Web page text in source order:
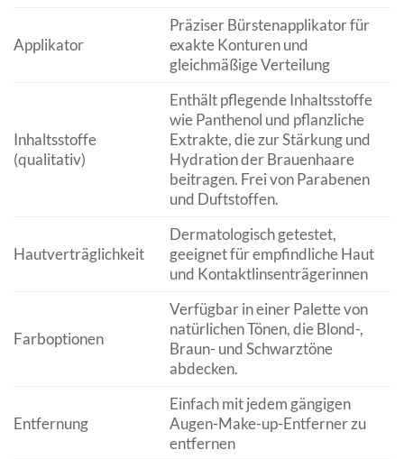
Applikator
Präziser Bürstenapplikator für
exakte Konturen und
gleichmäßige Verteilung
Inhaltsstoffe
(qualitativ)
Enthält pflegende Inhaltsstoffe
wie Panthenol und pflanzliche
Extrakte, die zur Stärkung und
Hydration der Brauenhaare
beitragen. Frei von Parabenen
und Duftstoffen.
Hautverträglichkeit
Dermatologisch getestet,
geeignet für empfindliche Haut
und Kontaktlinsenträgerinnen
Farboptionen
Verfügbar in einer Palette von
natürlichen Tönen, die Blond-,
Braun- und Schwarztöne
abdecken.
Entfernung
Einfach mit jedem gängigen
Augen-Make-up-Entferner zu
entfernen